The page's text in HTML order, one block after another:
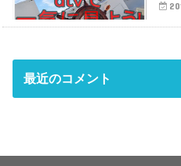
最近のコメント